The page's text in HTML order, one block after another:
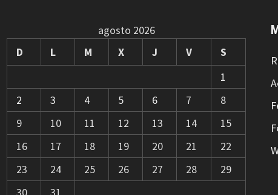
agosto 2026
D
L M X J V
S
1
2
3 4 5 6 7
8
9
10 11 12 13 14
15
16
17 18 19 20 21
22
23
24 25 26 27 28
29